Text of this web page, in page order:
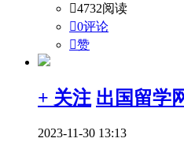
4732阅读
0评论
赞
+ 关注 出国留学
2023-11-30 13:13